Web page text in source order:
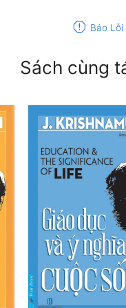
report Báo Lỗi
Sách cùng